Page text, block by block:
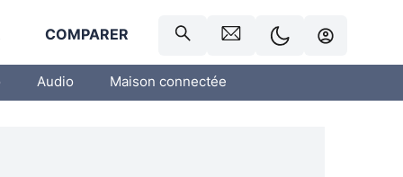
COMPARER
Audio Maison connectée